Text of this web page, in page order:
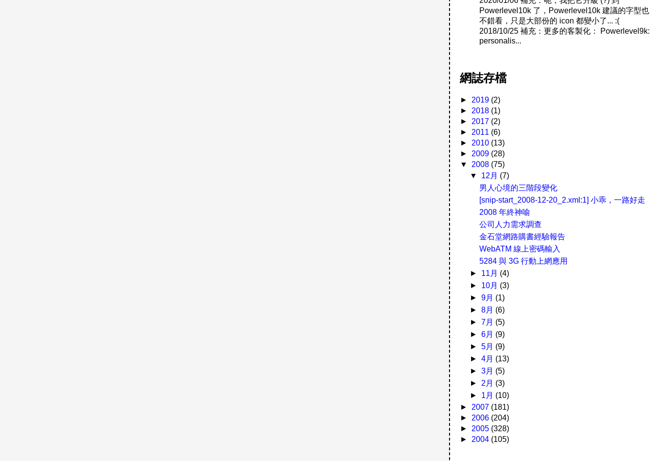
Powerlevel10k 了，Powerlevel10k 建議的字型也
不錯看，只是大部份的 icon 都變小了... :(
2018/10/25 補充：更多的客製化： Powerlevel9k:
personalis...
網誌存檔
► 2019 (2)
► 2018 (1)
► 2017 (2)
► 2011 (6)
► 2010 (13)
► 2009 (28)
▼ 2008 (75)
▼ 12月 (7)
男人心境的三階段變化
[snip-start_2008-12-20_2.xml:1] 小乖，一路好走
2008 年終神喻
公司人力需求調查
金石堂網路購書經驗報告
WebATM 線上密碼輸入
5284 與 3G 行動上網應用
► 11月 (4)
► 10月 (3)
► 9月 (1)
► 8月 (6)
► 7月 (5)
► 6月 (9)
► 5月 (9)
► 4月 (13)
► 3月 (5)
► 2月 (3)
► 1月 (10)
► 2007 (181)
► 2006 (204)
► 2005 (328)
► 2004 (105)